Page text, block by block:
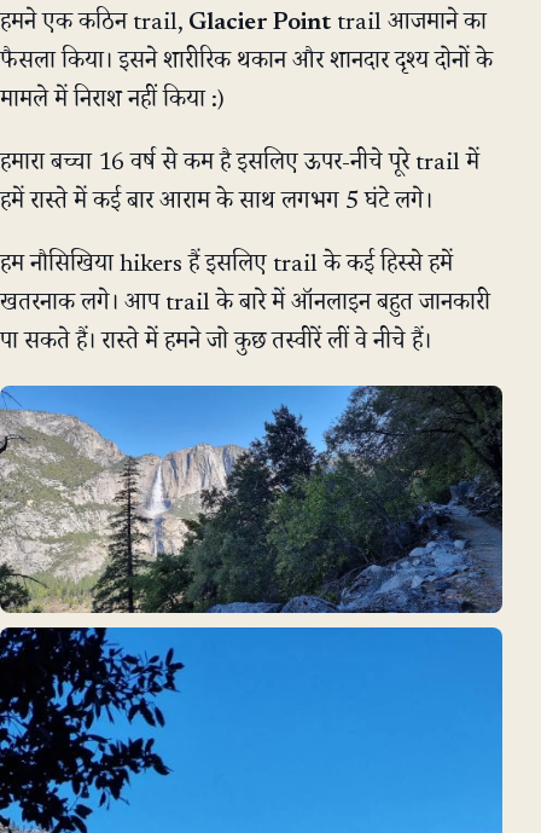
हमने एक कठिन trail, Glacier Point trail आजमाने का
फैसला किया। इसने शारीरिक थकान और शानदार दृश्य दोनों के
मामले में निराश नहीं किया :)
हमारा बच्चा 16 वर्ष से कम है इसलिए ऊपर-नीचे पूरे trail में
हमें रास्ते में कई बार आराम के साथ लगभग 5 घंटे लगे।
हम नौसिखिया hikers हैं इसलिए trail के कई हिस्से हमें
खतरनाक लगे। आप trail के बारे में ऑनलाइन बहुत जानकारी
पा सकते हैं। रास्ते में हमने जो कुछ तस्वीरें लीं वे नीचे हैं।